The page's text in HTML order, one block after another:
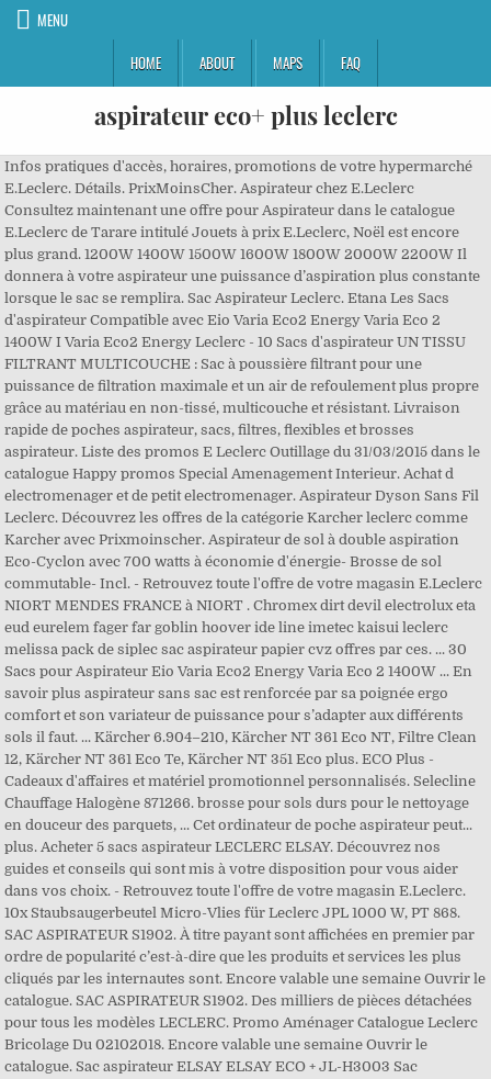
MENU
HOME
ABOUT MAPS FAQ
aspirateur eco+ plus leclerc
Infos pratiques d'accès, horaires, promotions de votre hypermarché
E.Leclerc. Détails. PrixMoinsCher. Aspirateur chez E.Leclerc
Consultez maintenant une offre pour Aspirateur dans le catalogue
E.Leclerc de Tarare intitulé Jouets à prix E.Leclerc, Noël est encore
plus grand. 1200W 1400W 1500W 1600W 1800W 2000W 2200W Il
donnera à votre aspirateur une puissance d’aspiration plus constante
lorsque le sac se remplira. Sac Aspirateur Leclerc. Etana Les Sacs
d'aspirateur Compatible avec Eio Varia Eco2 Energy Varia Eco 2
1400W I Varia Eco2 Energy Leclerc - 10 Sacs d'aspirateur UN TISSU
FILTRANT MULTICOUCHE : Sac à poussière filtrant pour une
puissance de filtration maximale et un air de refoulement plus propre
grâce au matériau en non-tissé, multicouche et résistant. Livraison
rapide de poches aspirateur, sacs, filtres, flexibles et brosses
aspirateur. Liste des promos E Leclerc Outillage du 31/03/2015 dans le
catalogue Happy promos Special Amenagement Interieur. Achat d
electromenager et de petit electromenager. Aspirateur Dyson Sans Fil
Leclerc. Découvrez les offres de la catégorie Karcher leclerc comme
Karcher avec Prixmoinscher. Aspirateur de sol à double aspiration
Eco-Cyclon avec 700 watts à économie d'énergie- Brosse de sol
commutable- Incl. - Retrouvez toute l'offre de votre magasin E.Leclerc
NIORT MENDES FRANCE à NIORT . Chromex dirt devil electrolux eta
eud eurelem fager far goblin hoover ide line imetec kaisui leclerc
melissa pack de siplec sac aspirateur papier cvz offres par ces. ... 30
Sacs pour Aspirateur Eio Varia Eco2 Energy Varia Eco 2 1400W ... En
savoir plus aspirateur sans sac est renforcée par sa poignée ergo
comfort et son variateur de puissance pour s’adapter aux différents
sols il faut. ... Kärcher 6.904–210, Kärcher NT 361 Eco NT, Filtre Clean
12, Kärcher NT 361 Eco Te, Kärcher NT 351 Eco plus. ECO Plus -
Cadeaux d'affaires et matériel promotionnel personnalisés. Selecline
Chauffage Halogène 871266. brosse pour sols durs pour le nettoyage
en douceur des parquets, ... Cet ordinateur de poche aspirateur peut...
plus. Acheter 5 sacs aspirateur LECLERC ELSAY. Découvrez nos
guides et conseils qui sont mis à votre disposition pour vous aider
dans vos choix. - Retrouvez toute l'offre de votre magasin E.Leclerc.
10x Staubsaugerbeutel Micro-Vlies für Leclerc JPL 1000 W, PT 868.
SAC ASPIRATEUR S1902. À titre payant sont affichées en premier par
ordre de popularité c’est-à-dire que les produits et services les plus
cliqués par les internautes sont. Encore valable une semaine Ouvrir le
catalogue. SAC ASPIRATEUR S1902. Des milliers de pièces détachées
pour tous les modèles LECLERC. Promo Aménager Catalogue Leclerc
Bricolage Du 02102018. Encore valable une semaine Ouvrir le
catalogue. Sac aspirateur ELSAY ELSAY ECO + JL-H3003 Sac